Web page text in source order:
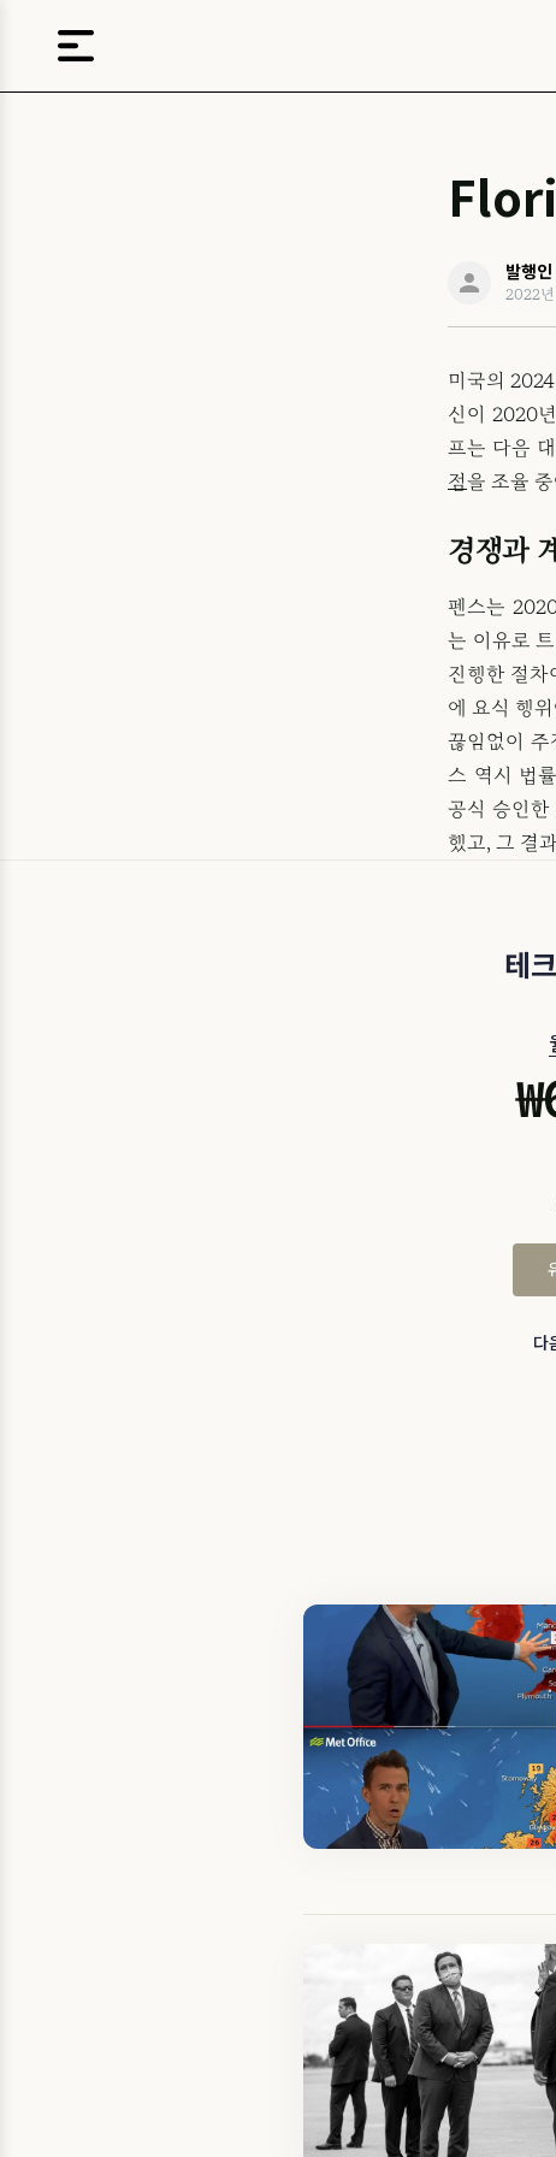
발행
2022년
미국의
신이 2020
프는 다음
점을 조율
경쟁과
펜스는
는 이유로
진행한 절차
에 요식 행
끊임없이 주
스 역시 법
공식 승인한
했고, 그 결
테
₩
다